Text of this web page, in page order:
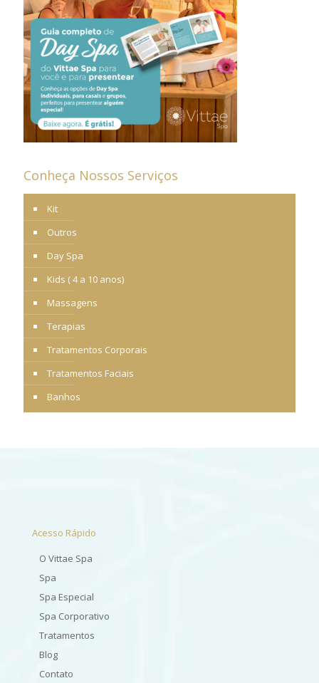
Conheça Nossos Serviços
Kit
Outros
Day Spa
Kids ( 4 a 10 anos)
Massagens
Terapias
Tratamentos Corporais
Tratamentos Faciais
Banhos
Acesso Rápido
O Vittae Spa
Spa
Spa Especial
Spa Corporativo
Tratamentos
Blog
Contato